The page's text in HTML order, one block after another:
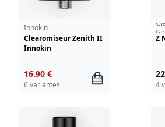
Innokin
Clearomiseur Zenith II
Innokin
16.90 €
6 variantes
Z
4